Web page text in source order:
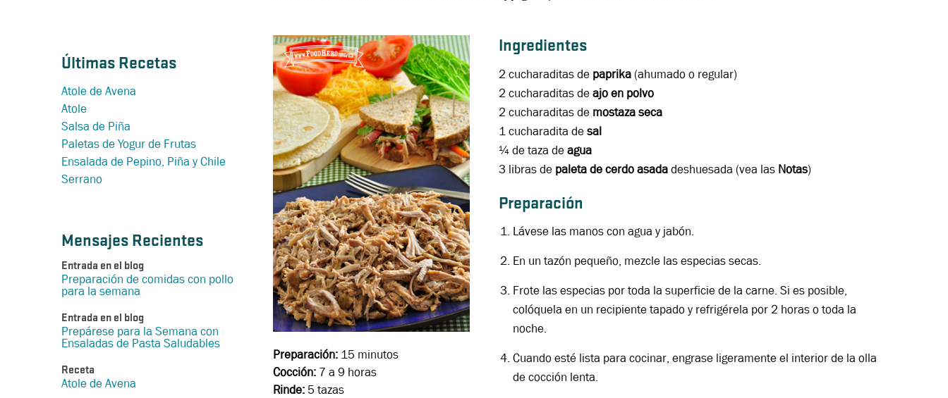
Últimas Recetas
Atole de Avena
Atole
Salsa de Piña
Paletas de Yogur de Frutas
Ensalada de Pepino, Piña y Chile
Serrano
Mensajes Recientes
Entrada en el blog
Preparación de comidas con pollo
para la semana
Entrada en el blog
Prepárese para la Semana con
Ensaladas de Pasta Saludables
Receta
Atole de Avena
Preparación: 15 minutos
Cocción: 7 a 9 horas
Rinde: 5 tazas
Ingredientes
2 cucharaditas de paprika(ahumado o regular)
2 cucharaditas deajo en polvo
2 cucharaditas de mostaza seca
1 cucharadita desal
¼ de taza deagua
3 libras de paleta de cerdo asadadeshuesada (vea las Notas)
Preparación
Lávese las manos con agua y jabón.
En un tazón pequeño, mezcle las especias secas.
Frote las especias por toda la superficie de la carne. Si es posible,
colóquela en un recipiente tapado y refrigérela por 2 horas o toda la
noche.
Cuando esté lista para cocinar, engrase ligeramente el interior de la olla
de cocción lenta.